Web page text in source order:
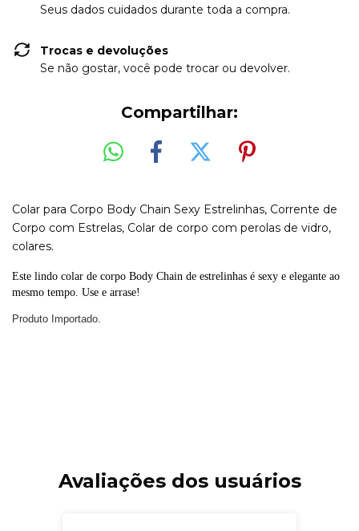
Seus dados cuidados durante toda a compra.
Trocas e devoluções
Se não gostar, você pode trocar ou devolver.
Compartilhar:
Colar para Corpo Body Chain Sexy Estrelinhas, Corrente de
Corpo com Estrelas, Colar de corpo com perolas de vidro,
colares.
Este lindo colar de corpo Body Chain de estrelinhas é sexy e elegante ao
mesmo tempo. Use e arrase!
Produto Importado.
Avaliações dos usuários